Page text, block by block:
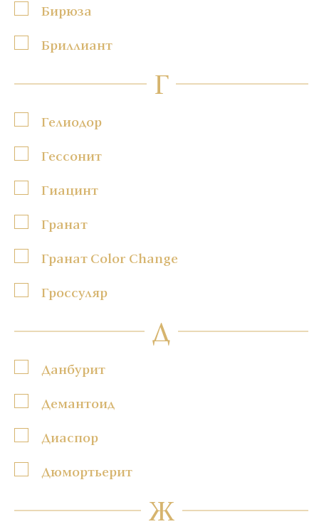
Бирюза
Бриллиант
Г
Гелиодор
Гессонит
Гиацинт
Гранат
Гранат Color Change
Гроссуляр
Д
Данбурит
Демантоид
Диаспор
Дюмортьерит
Ж